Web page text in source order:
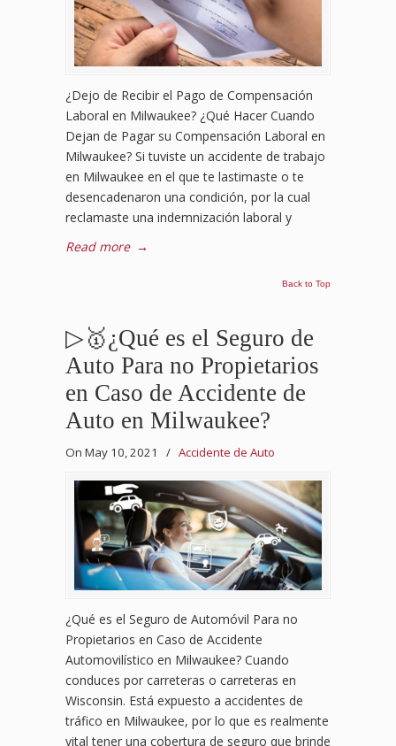
¿Dejo de Recibir el Pago de Compensación
Laboral en Milwaukee? ¿Qué Hacer Cuando
Dejan de Pagar su Compensación Laboral en
Milwaukee? Si tuviste un accidente de trabajo
en Milwaukee en el que te lastimaste o te
desencadenaron una condición, por la cual
reclamaste una indemnización laboral y
Read more →
Back to Top
▷🥇¿Qué es el Seguro de
Auto Para no Propietarios
en Caso de Accidente de
Auto en Milwaukee?
On May 10, 2021 / Accidente de Auto
¿Qué es el Seguro de Automóvil Para no
Propietarios en Caso de Accidente
Automovilístico en Milwaukee? Cuando
conduces por carreteras o carreteras en
Wisconsin. Está expuesto a accidentes de
tráfico en Milwaukee, por lo que es realmente
vital tener una cobertura de seguro que brinde